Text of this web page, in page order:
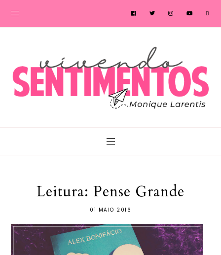
Leitura: Pense Grande
01 MAIO 2016